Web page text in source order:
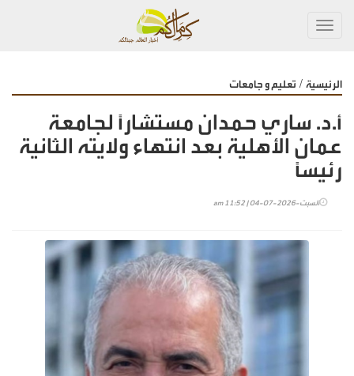
الرئيسية / تعليم و جامعات
أ.د. ساري حمدان مستشاراً لجامعة
عمان الأهلية بعد انتهاء ولايته الثانية
رئيساً
السبت-2026-07-04 | 11:52 am